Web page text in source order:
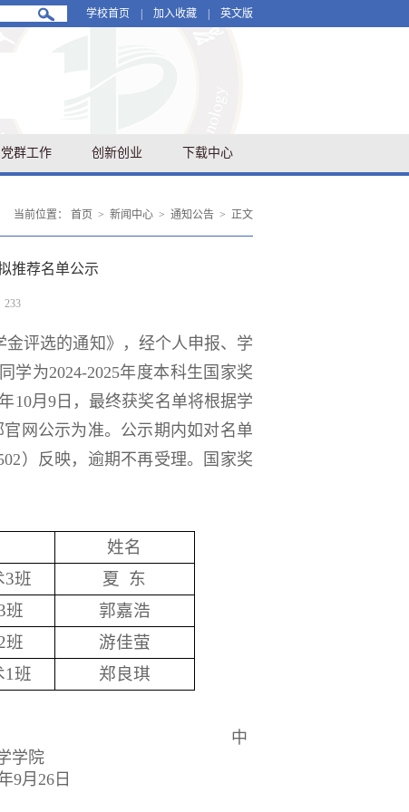
学校首页 加入收藏 英文版
党群工作 创新创业 下载中心
当前位置： 首页 > 新闻中心 > 通知公告 > 正文
推荐名单公示
233
金评选的通知》，经个人申报、学
学为2024-2025年度本科生国家奖
年10月 9日，最终获奖名单将根据学
网公示为准。公示期内如对名单
）反映，逾期不再受理。国家奖
姓名
3班 夏
东
班
郭嘉浩
班
游佳萤
1班 郑良琪
中
学院
9月 26日